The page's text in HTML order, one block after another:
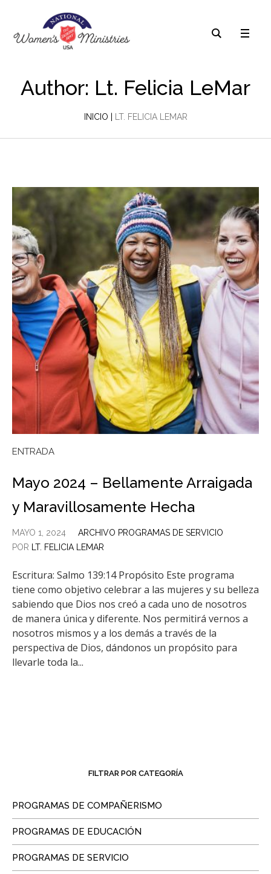
Author: Lt. Felicia LeMar
INICIO | LT. FELICIA LEMAR
ENTRADA
Mayo 2024 – Bellamente Arraigada
y Maravillosamente Hecha
MAYO 1, 2024
ARCHIVO PROGRAMAS DE SERVICIO
POR LT. FELICIA LEMAR
Escritura: Salmo 139:14 Propósito Este programa
tiene como objetivo celebrar a las mujeres y su belleza
sabiendo que Dios nos creó a cada uno de nosotros
de manera única y diferente. Nos permitirá vernos a
nosotros mismos y a los demás a través de la
perspectiva de Dios, dándonos un propósito para
llevarle toda la...
FILTRAR POR CATEGORÍA
PROGRAMAS DE COMPAÑERISMO
PROGRAMAS DE EDUCACIÓN
PROGRAMAS DE SERVICIO